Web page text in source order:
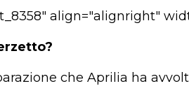
align="alignright"
che Aprilia ha